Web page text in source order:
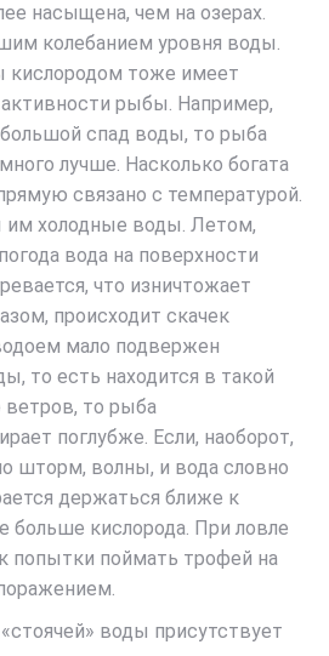
насыщена, чем на озерах.
колебанием уровня воды.
тоже имеет
рыбы. Например,
спад воды, то рыба
лучше. Насколько богата
связано с температурой.
холодные воды. Летом,
вода на поверхности
что изничтожает
происходит скачек
мало подвержен
то есть находится в такой
ветров, то рыба
поглубже. Если, наоборот,
шторм, волны, и вода словно
держаться ближе к
больше кислорода. При ловле
попытки поймать трофей на
воды присутствует